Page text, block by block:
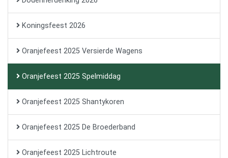
Koningsfeest 2026
Oranjefeest 2025 Versierde Wagens
Oranjefeest 2025 Spelmiddag
Oranjefeest 2025 Shantykoren
Oranjefeest 2025 De Broederband
Oranjefeest 2025 Lichtroute